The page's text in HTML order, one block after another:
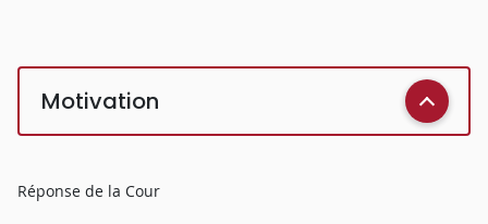
Motivation
Réponse de la Cour